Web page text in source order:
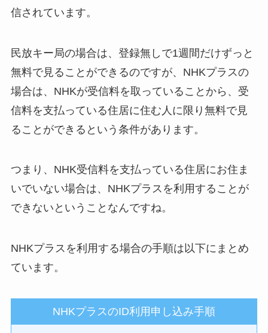
信されています。
民放キー局の場合は、登録無しで1週間だけずっと
無料で見ることができるのですが、NHKプラスの
場合は、NHKが受信料を取っていることから、受
信料を支払っている住居に住む人に限り無料で見
ることができるという条件があります。
つまり、NHK受信料を支払っている住居にお住ま
いでいない場合は、NHKプラスを利用することが
できないということなんですね。
NHKプラスを利用する場合の手順は以下にまとめ
ています。
NHKプラスのID利用申し込み手順